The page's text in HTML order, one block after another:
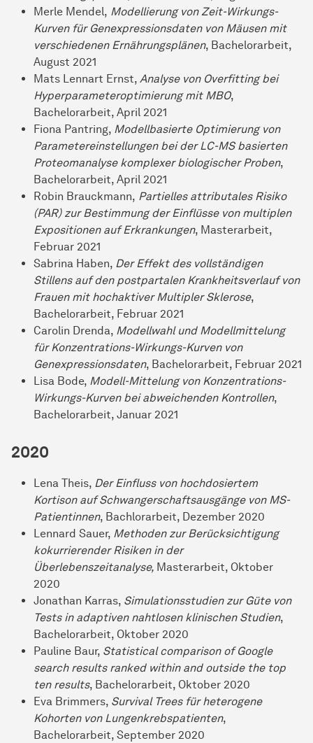
Merle Mendel, Modellierung von Zeit-Wirkungs-
Kurven für Genexpressionsdaten von Mäusen mit
verschiedenen Ernährungsplänen, Bachelorarbeit,
August 2021
Mats Lennart Ernst, Analyse von Overfitting bei
Hyperparameteroptimierung mit MBO,
Bachelorarbeit, April 2021
Fiona Pantring, Modellbasierte Optimierung von
Parametereinstellungen bei der LC-MS basierten
Proteomanalyse komplexer biologischer Proben,
Bachelorarbeit, April 2021
Robin Brauckmann, Partielles attributales Risiko
(PAR) zur Bestimmung der Einflüsse von multiplen
Expositionen auf Erkrankungen, Masterarbeit,
Februar 2021
Sabrina Haben, Der Effekt des vollständigen
Stillens auf den postpartalen Krankheitsverlauf von
Frauen mit hochaktiver Multipler Sklerose,
Bachelorarbeit, Februar 2021
Carolin Drenda, Modellwahl und Modellmittelung
für Konzentrations-Wirkungs-Kurven von
Genexpressionsdaten, Bachelorarbeit, Februar 2021
Lisa Bode, Modell-Mittelung von Konzentrations-
Wirkungs-Kurven bei abweichenden Kontrollen,
Bachelorarbeit, Januar 2021
2020
Lena Theis, Der Einfluss von hochdosiertem
Kortison auf Schwangerschaftsausgänge von MS-
Patientinnen, Bachlorarbeit, Dezember 2020
Lennard Sauer, Methoden zur Berücksichtigung
kokurrierender Risiken in der
Überlebenszeitanalyse, Masterarbeit, Oktober
2020
Jonathan Karras, Simulationsstudien zur Güte von
Tests in adaptiven nahtlosen klinischen Studien,
Bachelorarbeit, Oktober 2020
Pauline Baur, Statistical comparison of Google
search results ranked within and outside the top
ten results, Bachelorarbeit, Oktober 2020
Eva Brimmers, Survival Trees für heterogene
Kohorten von Lungenkrebspatienten,
Bachelorarbeit, September 2020